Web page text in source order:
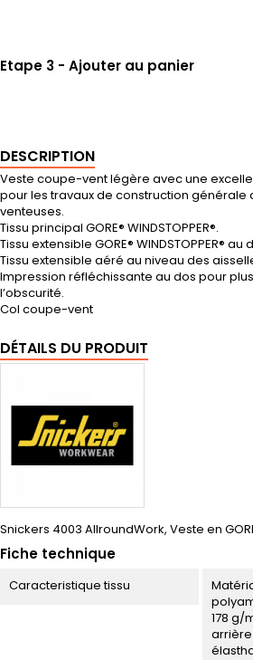
Etape 3 - Ajouter au panier
DESCRIPTION
Veste coupe-vent légère avec une
pour les travaux de construction générale
venteuses.
Tissu principal GORE® WINDSTOPPER®.
Tissu extensible GORE® WINDSTOPPER® au
Tissu extensible aéré au niveau des
Impression réfléchissante au dos pour
l’obscurité.
Col coupe-vent
DÉTAILS DU PRODUIT
Snickers 4003 AllroundWork, Veste en
Fiche technique
Caracteristique tissu
178 g/